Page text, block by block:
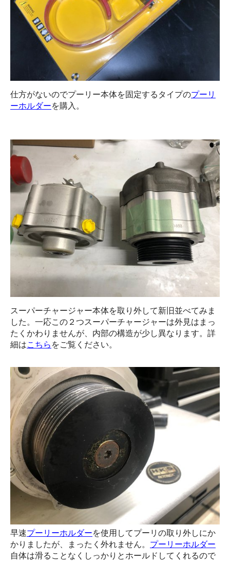
仕方がないのでプーリー本体を固定するタイプのプーリ
ーホルダーを購入。
スーパーチャージャー本体を取り外して新旧並べてみま
した。一応この２つスーパーチャージャーは外見はまっ
たくかわりませんが、内部の構造が少し異なります。詳
細はこちら をご覧ください。
早速プーリーホルダーを使用してプーリの取り外しにか
かりましたが、まったく外れません。 プーリーホルダー
自体は滑ることなくしっかりとホールドしてくれるので